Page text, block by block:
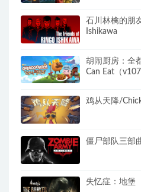
石川林檎的朋
Ishikawa
胡闹厨房：全
Can Eat（
鸡从天降/
僵尸部队三部
失忆症：地堡